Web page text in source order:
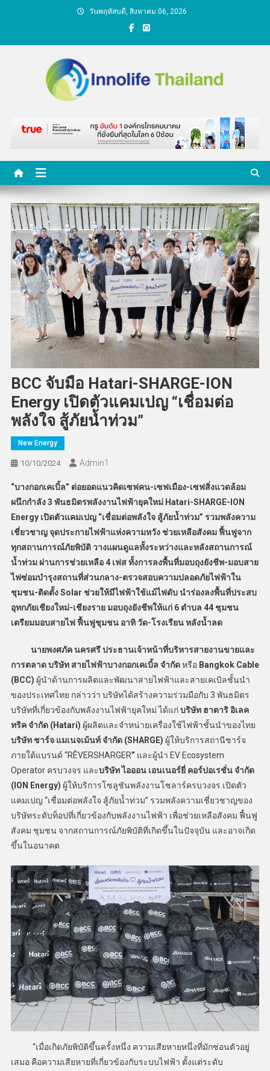
วันพฤหัสบดี, สิงหาคม 06, 2026
คนกับความคิด ชีวิตกับ
นวัตกรรม
BCC จับมือ Hatari-SHARGE-ION
Energy เปิดตัวแคมเปญ “เชื่อมต่อ
พลังใจ สู้ภัยน้ำท่วม”
New Energy
10/10/2024 Admin​1
“บางกอกเคเบิ้ล” ต่อยอดแนวคิดเซฟคน-เซฟเมือง-เซฟสิ่งแวดล้อม
ผนึกกำลัง 3 พันธมิตรพลังงานไฟฟ้ายุคใหม่ Hatari-SHARGE-ION
Energy เปิดตัวแคมเปญ “เชื่อมต่อพลังใจ สู้ภัยน้ำท่วม” รวมพลังความ
เชี่ยวชาญ จุดประกายไฟฟ้าแห่งความหวัง ช่วยเหลือสังคม ฟื้นฟูจาก
ทุกสถานการณ์ภัยพิบัติ วางแผนดูแลทั้งระหว่างและหลังสถานการณ์
น้ำท่วม ผ่านการช่วยเหลือ 4 เฟส ทั้งการลงพื้นที่มอบถุงยังชีพ-มอบสาย
ไฟซ่อมบำรุงสถานที่ส่วนกลาง-ตรวจสอบความปลอดภัยไฟฟ้าใน
ชุมชน-ติดตั้ง Solar ช่วยให้มีไฟฟ้าใช้แม้ไฟดับ นำร่องลงพื้นที่ประสบ
อุทกภัยเชียงใหม่-เชียงราย มอบถุงยังชีพให้แก่ 6 ตำบล 44 ชุมชน
เตรียมมอบสายไฟ ฟื้นฟูชุมชน อาทิ วัด-โรงเรียน หลังน้ำลด
นายพงศภัค นครศรี ประธานเจ้าหน้าที่บริหารสายงานขายและ
การตลาด บริษัท สายไฟฟ้าบางกอกเคเบิ้ล จำกัดหรือ Bangkok Cable
(BCC) ผู้นำด้านการผลิตและพัฒนาสายไฟฟ้าและสายเคเบิลชั้นนำ
ของประเทศไทย กล่าวว่า บริษัทได้สร้างความร่วมมือกับ 3 พันธมิตร
บริษัทที่เกี่ยวข้องกับพลังงานไฟฟ้ายุคใหม่ ได้แก่บริษัท ฮาตาริ อิเลค
ทริค จำกัด (Hatari) ผู้ผลิตและจำหน่ายเครื่องใช้ไฟฟ้าชั้นนำของไทย
บริษัท ชาร์จ แมเนจเม้นท์ จำกัด (SHARGE) ผู้ให้บริการสถานีชาร์จ
ภายใต้แบรนด์ “RÊVERSHARGER” และผู้นำ EV Ecosystem
Operator ครบวงจร และบริษัท ไอออน เอนเนอร์ยี่ คอร์ปอเรชั่น จำกัด
(ION Energy) ผู้ให้บริการโซลูชันพลังงานโซลาร์ครบวงจร เปิดตัว
แคมเปญ “เชื่อมต่อพลังใจ สู้ภัยน้ำท่วม” รวมพลังความเชี่ยวชาญของ
บริษัทระดับท็อปที่เกี่ยวข้องกับพลังงานไฟฟ้า เพื่อช่วยเหลือสังคม ฟื้นฟู
สังคม ชุมชน จากสถานการณ์ภัยพิบัติที่เกิดขึ้นในปัจจุบัน และอาจเกิด
ขึ้นในอนาคต
“เมื่อเกิดภัยพิบัติขึ้นครั้งหนึ่ง ความเสียหายหนึ่งที่มักซ่อนตัวอยู่
เสมอ คือความเสียหายที่เกี่ยวข้องกับระบบไฟฟ้า ตั้งแต่ระดับ